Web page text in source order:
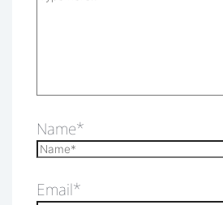
Name*
Email*